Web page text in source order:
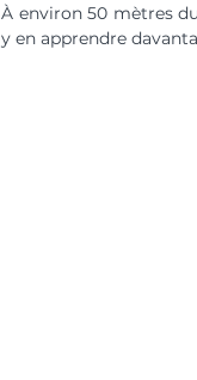
À environ 50 mètres
y en apprendre